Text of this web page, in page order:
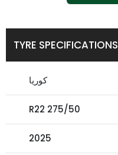
TYRE SPECIFICATIONS
كوريا
275/50 R22
2025